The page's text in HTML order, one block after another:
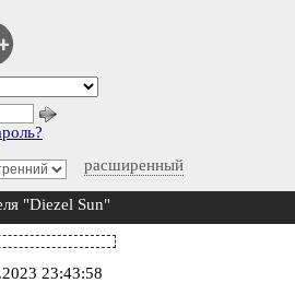
расширенный
"Diezel Sun"
23:43:58